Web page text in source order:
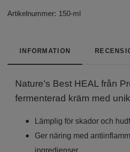
Artikelnummer: 150-ml
INFORMATION
Nature's Best HEAL från
fermenterad kräm med
Lämplig för skador och
Ger näring med